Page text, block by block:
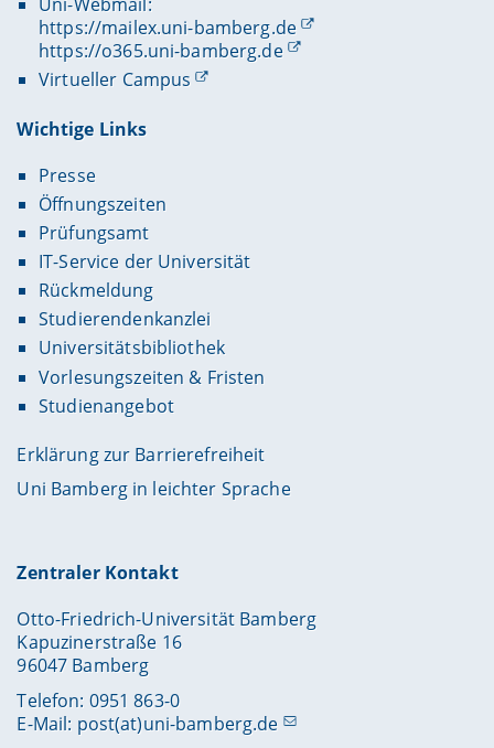
https://mailex.uni-bamberg.de
https://o365.uni-bamberg.de
Virtueller Campus
Wichtige Links
Presse
Öffnungszeiten
Prüfungsamt
IT-Service der Universität
Rückmeldung
Studierendenkanzlei
Universitätsbibliothek
Vorlesungszeiten & Fristen
Studienangebot
Erklärung zur Barrierefreiheit
Uni Bamberg in leichter Sprache
Zentraler Kontakt
Otto-Friedrich-Universität Bamberg
Kapuzinerstraße 16
96047 Bamberg
Telefon: 0951 863-0
E-Mail: post(at)uni-bamberg.de